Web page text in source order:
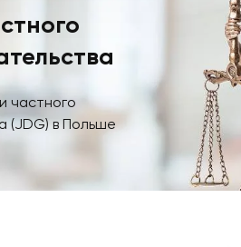
частного
(JDG) в Польше